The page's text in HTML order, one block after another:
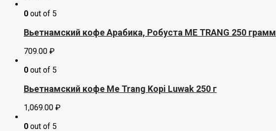
0 out of 5
Вьетнамский кофе Арабика, Робуста ME TRANG 250 грамм
709.00 ₽
0 out of 5
Вьетнамский кофе Me Trang Kopi Luwak 250 г
1,069.00 ₽
0 out of 5